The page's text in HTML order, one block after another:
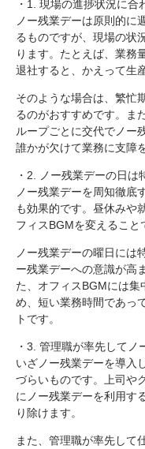
・1. 現場の進捗状況に
ノー残業デーは原則的に
るものですが、現場の状
ります。たとえば、業務
退社すると、かえって生
そのような場合は、繁忙
るのがおすすめです。ま
ループごとに交代でノー
誰かが欠けて業務に支障
・2. ノー残業デーの日
ノー残業デーを周知徹底
も効果的です。昼休みや
フィスBGMを変えること
ノー残業デーの曜日には
ー残業デーへの意識が高
た、オフィスBGMには集
め、短い業務時間であっ
トです。
・3. 管理職が率先してノ
いざノー残業デーを導入
づらいものです。上司や
にノー残業デーを利用す
り除けます。
また、管理職が率先して